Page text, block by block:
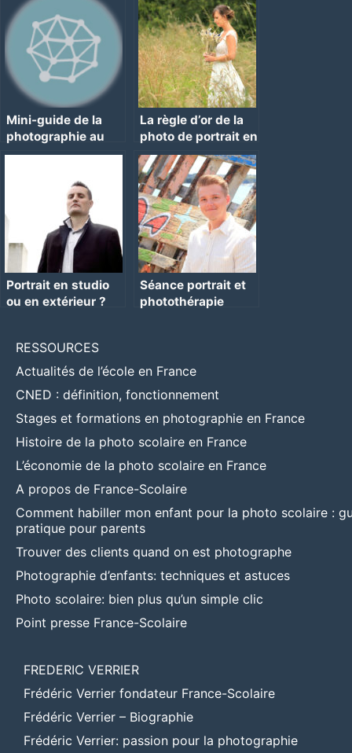
Mini-guide de la
photographie au
smartphone
La règle d’or de la
photo de portrait en
10 points
Portrait en studio
ou en extérieur ?
Séance portrait et
photothérapie
RESSOURCES
Actualités de l’école en France
CNED : définition, fonctionnement
Stages et formations en photographie en France
Histoire de la photo scolaire en France
L’économie de la photo scolaire en France
A propos de France-Scolaire
Comment habiller mon enfant pour la photo scolaire :
pratique pour parents
Trouver des clients quand on est photographe
Photographie d’enfants: techniques et astuces
Photo scolaire: bien plus qu’un simple clic
Point presse France-Scolaire
FREDERIC VERRIER
Frédéric Verrier fondateur France-Scolaire
Frédéric Verrier – Biographie
Frédéric Verrier: passion pour la photographie